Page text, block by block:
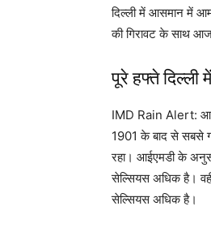
दिल्ली में आसमान में
की गिरावट के साथ
पूरे हफ्ते दिल्ली
IMD Rain Alert:
1901 के बाद से सबसे
रहा। आईएमडी के
सेल्सियस अधिक है।
सेल्सियस अधिक है।